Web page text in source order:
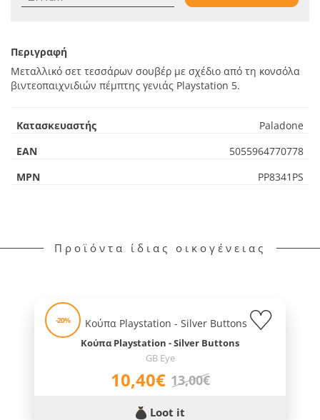
Περιγραφή
Μεταλλικό σετ τεσσάρων σουβέρ με σχέδιο από τη κονσόλα
βιντεοπαιχνιδιών πέμπτης γενιάς Playstation 5.
Κατασκευαστής
Paladone
EAN
5055964770778
MPN
PP8341PS
Προϊόντα ίδιας οικογένειας
-20%
Κούπα Playstation - Silver Buttons
GB Eye
10,40€ 13,00€
Loot it